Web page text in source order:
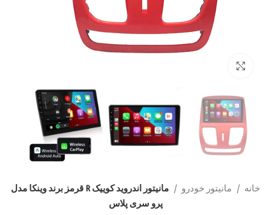
خانه مانیتور خودرو
مانیتور اندروید کوییک R قرمز برند وینکا مدل
پرو سری پلاس